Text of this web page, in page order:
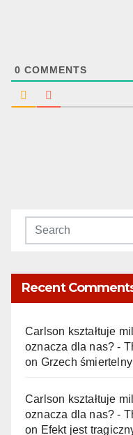
0 COMMENTS
Recent
Carlson kształtuje
oznacza dla nas? -
on Grzech
Carlson kształtuje
oznacza dla nas? -
on Efekt jest